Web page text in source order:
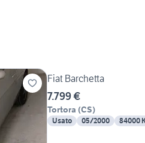
Fiat Barchetta
7.799 €
Tortora (CS)
Usato 05/2000 84000